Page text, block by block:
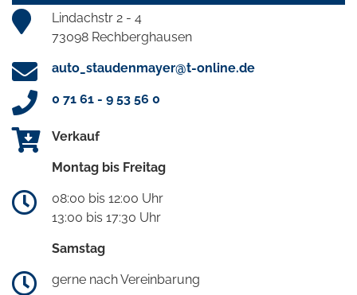
Lindachstr 2 - 4
73098 Rechberghausen
auto_staudenmayer@t-online.de
0 71 61 - 9 53 56 0
Verkauf
Montag bis Freitag
08:00 bis 12:00 Uhr
13:00 bis 17:30 Uhr
Samstag
gerne nach Vereinbarung